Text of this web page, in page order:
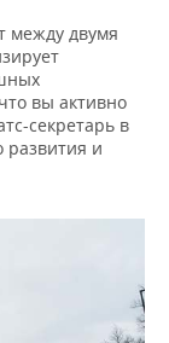
между двумя
вы активно
секретарь в
развития и